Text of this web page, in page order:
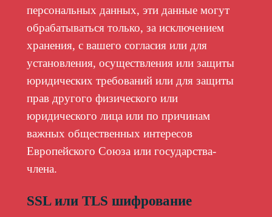
персональных данных, эти данные могут
обрабатываться только, за исключением
хранения, с вашего согласия или для
установления, осуществления или защиты
юридических требований или для защиты
прав другого физического или
юридического лица или по причинам
важных общественных интересов
Европейского Союза или государства-
члена.
SSL или TLS шифрование